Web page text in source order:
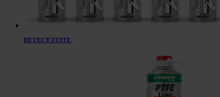
DETECT FUITE